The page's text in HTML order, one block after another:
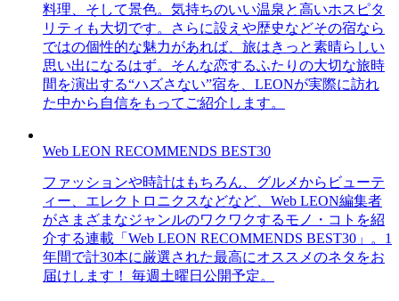
料理、そして景色。気持ちのいい温泉と高いホスピタ
リティも大切です。さらに設えや歴史などその宿なら
ではの個性的な魅力があれば、旅はきっと素晴らしい
思い出になるはず。そんな恋するふたりの大切な旅時
間を演出する“ハズさない”宿を、LEONが実際に訪れ
た中から自信をもってご紹介します。
Web LEON RECOMMENDS BEST30
ファッションや時計はもちろん、グルメからビューテ
ィー、エレクトロニクスなどなど、Web LEON編集者
がさまざまなジャンルのワクワクするモノ・コトを紹
介する連載「Web LEON RECOMMENDS BEST30」。1
年間で計30本に厳選された最高にオススメのネタをお
届けします！ 毎週土曜日公開予定。